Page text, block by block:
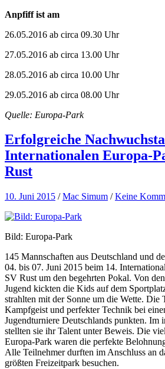
Anpfiff ist am
26.05.2016 ab circa 09.30 Uhr
27.05.2016 ab circa 13.00 Uhr
28.05.2016 ab circa 10.00 Uhr
29.05.2016 ab circa 08.00 Uhr
Quelle: Europa-Park
Erfolgreiche
Internationalen Europa-
Rust
10. Juni 2015 /Mac Simum /Keine
Bild: Europa-Park
145 Mannschaften aus Deutschland und
04. bis 07. Juni 2015 beim 14.
SV Rust um den begehrten Pokal. Von
Jugend kickten die Kids auf dem
strahlten mit der Sonne um die Wette. Die
Kampfgeist und perfekter Technik bei
Jugendturniere Deutschlands punkten. Im
stellten sie ihr Talent unter Beweis. Die
Europa-Park waren die perfekte
Alle Teilnehmer durften im Anschluss an
größten Freizeitpark besuchen.